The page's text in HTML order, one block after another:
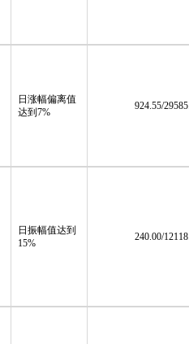
日涨幅偏离值
达到7%
924.55/
日振幅值达到
15%
240.00/